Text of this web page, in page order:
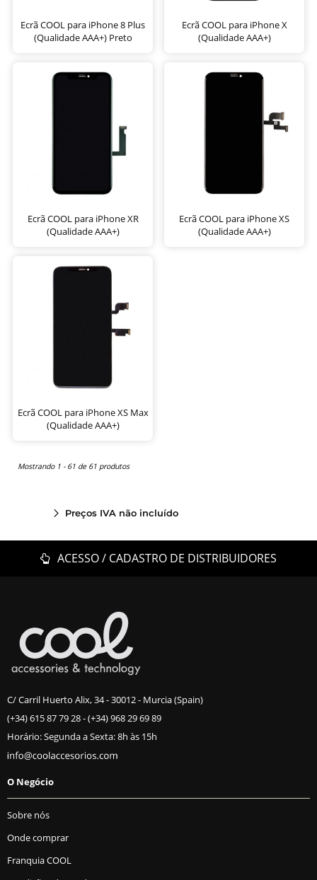
Ecrã COOL para iPhone 8 Plus
(Qualidade AAA+) Preto
Ecrã COOL para iPhone X
(Qualidade AAA+)
Ecrã COOL para iPhone XR
(Qualidade AAA+)
Ecrã COOL para iPhone XS
(Qualidade AAA+)
Ecrã COOL para iPhone XS Max
(Qualidade AAA+)
Mostrando 1 - 61 de 61 produtos
Preços IVA não incluído
ACESSO / CADASTRO DE DISTRIBUIDORES
C/ Carril Huerto Alix, 34 - 30012 - Murcia (Spain)
(+34) 615 87 79 28-(+34) 968 29 69 89
Horário: Segunda a Sexta: 8h às 15h
O Negócio
Sobre nós
Onde comprar
Franquia COOL